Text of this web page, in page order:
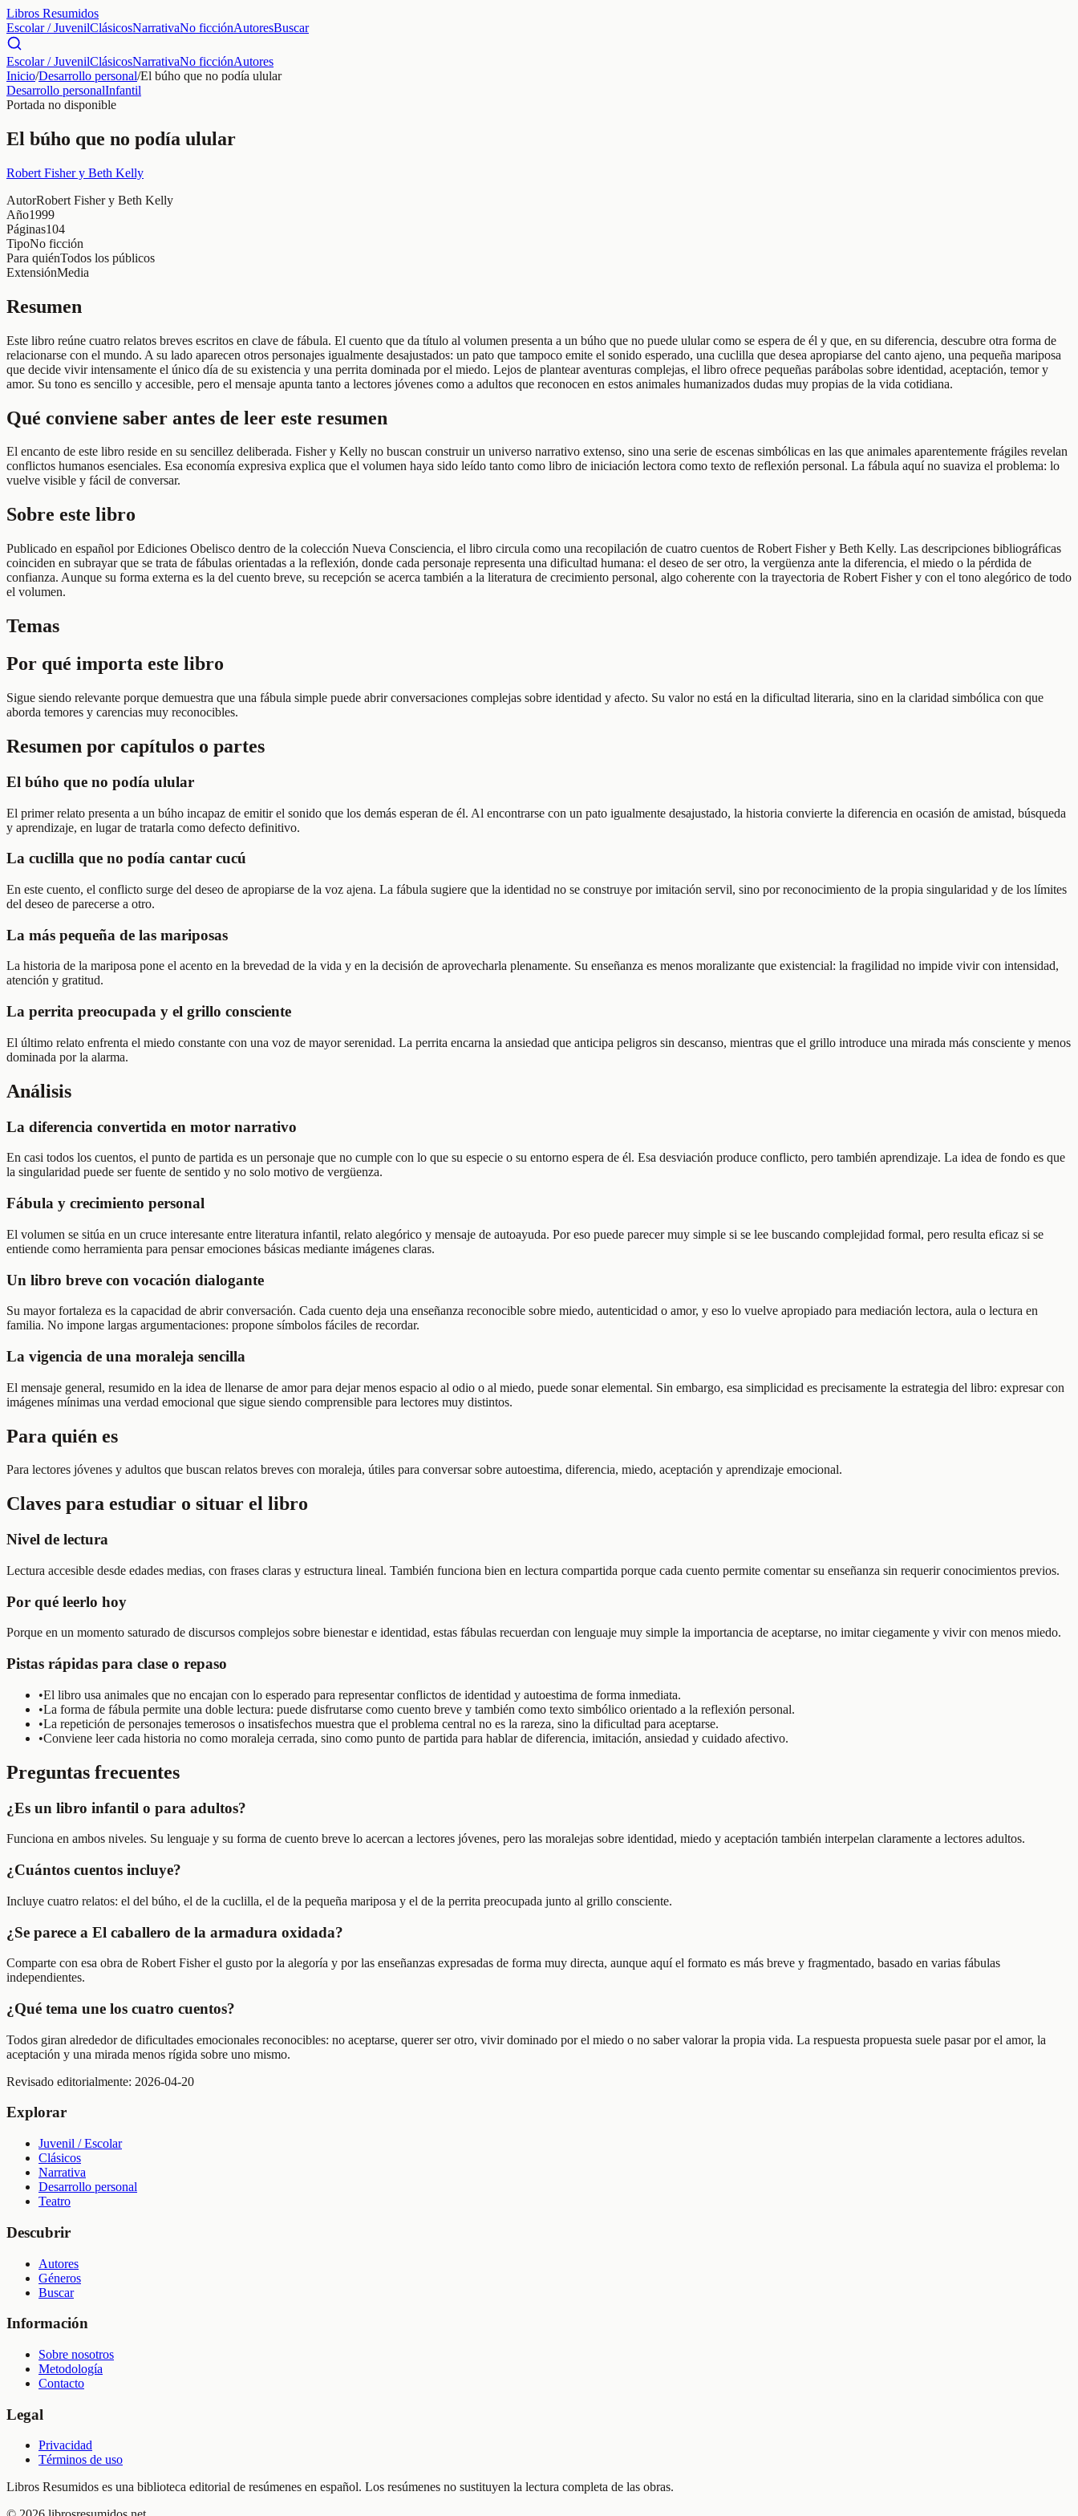
Libros Resumidos
Escolar / JuvenilClásicosNarrativaNo ficciónAutoresBuscar
Escolar / JuvenilClásicosNarrativaNo ficciónAutores
Inicio/Desarrollo personal/El búho que no podía ulular
Desarrollo personalInfantil
Portada no disponible
El búho que no podía ulular
Robert Fisher y Beth Kelly
AutorRobert Fisher y Beth Kelly
Año1999
Páginas104
TipoNo ficción
Para quiénTodos los públicos
ExtensiónMedia
Resumen
Este libro reúne cuatro relatos breves escritos en clave de fábula. El cuento que da título al volumen presenta a un búho que no puede ulular como se espera de él y que, en su diferencia, descubre otra forma de
relacionarse con el mundo. A su lado aparecen otros personajes igualmente desajustados: un pato que tampoco emite el sonido esperado, una cuclilla que desea apropiarse del canto ajeno, una pequeña mariposa
que decide vivir intensamente el único día de su existencia y una perrita dominada por el miedo. Lejos de plantear aventuras complejas, el libro ofrece pequeñas parábolas sobre identidad, aceptación, temor y
amor. Su tono es sencillo y accesible, pero el mensaje apunta tanto a lectores jóvenes como a adultos que reconocen en estos animales humanizados dudas muy propias de la vida cotidiana.
Qué conviene saber antes de leer este resumen
El encanto de este libro reside en su sencillez deliberada. Fisher y Kelly no buscan construir un universo narrativo extenso, sino una serie de escenas simbólicas en las que animales aparentemente frágiles revelan
conflictos humanos esenciales. Esa economía expresiva explica que el volumen haya sido leído tanto como libro de iniciación lectora como texto de reflexión personal. La fábula aquí no suaviza el problema: lo
vuelve visible y fácil de conversar.
Sobre este libro
Publicado en español por Ediciones Obelisco dentro de la colección Nueva Consciencia, el libro circula como una recopilación de cuatro cuentos de Robert Fisher y Beth Kelly. Las descripciones bibliográficas
coinciden en subrayar que se trata de fábulas orientadas a la reflexión, donde cada personaje representa una dificultad humana: el deseo de ser otro, la vergüenza ante la diferencia, el miedo o la pérdida de
confianza. Aunque su forma externa es la del cuento breve, su recepción se acerca también a la literatura de crecimiento personal, algo coherente con la trayectoria de Robert Fisher y con el tono alegórico de todo
el volumen.
Temas
Por qué importa este libro
Sigue siendo relevante porque demuestra que una fábula simple puede abrir conversaciones complejas sobre identidad y afecto. Su valor no está en la dificultad literaria, sino en la claridad simbólica con que
aborda temores y carencias muy reconocibles.
Resumen por capítulos o partes
El búho que no podía ulular
El primer relato presenta a un búho incapaz de emitir el sonido que los demás esperan de él. Al encontrarse con un pato igualmente desajustado, la historia convierte la diferencia en ocasión de amistad, búsqueda
y aprendizaje, en lugar de tratarla como defecto definitivo.
La cuclilla que no podía cantar cucú
En este cuento, el conflicto surge del deseo de apropiarse de la voz ajena. La fábula sugiere que la identidad no se construye por imitación servil, sino por reconocimiento de la propia singularidad y de los límites
del deseo de parecerse a otro.
La más pequeña de las mariposas
La historia de la mariposa pone el acento en la brevedad de la vida y en la decisión de aprovecharla plenamente. Su enseñanza es menos moralizante que existencial: la fragilidad no impide vivir con intensidad,
atención y gratitud.
La perrita preocupada y el grillo consciente
El último relato enfrenta el miedo constante con una voz de mayor serenidad. La perrita encarna la ansiedad que anticipa peligros sin descanso, mientras que el grillo introduce una mirada más consciente y menos
dominada por la alarma.
Análisis
La diferencia convertida en motor narrativo
En casi todos los cuentos, el punto de partida es un personaje que no cumple con lo que su especie o su entorno espera de él. Esa desviación produce conflicto, pero también aprendizaje. La idea de fondo es que
la singularidad puede ser fuente de sentido y no solo motivo de vergüenza.
Fábula y crecimiento personal
El volumen se sitúa en un cruce interesante entre literatura infantil, relato alegórico y mensaje de autoayuda. Por eso puede parecer muy simple si se lee buscando complejidad formal, pero resulta eficaz si se
entiende como herramienta para pensar emociones básicas mediante imágenes claras.
Un libro breve con vocación dialogante
Su mayor fortaleza es la capacidad de abrir conversación. Cada cuento deja una enseñanza reconocible sobre miedo, autenticidad o amor, y eso lo vuelve apropiado para mediación lectora, aula o lectura en
familia. No impone largas argumentaciones: propone símbolos fáciles de recordar.
La vigencia de una moraleja sencilla
El mensaje general, resumido en la idea de llenarse de amor para dejar menos espacio al odio o al miedo, puede sonar elemental. Sin embargo, esa simplicidad es precisamente la estrategia del libro: expresar con
imágenes mínimas una verdad emocional que sigue siendo comprensible para lectores muy distintos.
Para quién es
Para lectores jóvenes y adultos que buscan relatos breves con moraleja, útiles para conversar sobre autoestima, diferencia, miedo, aceptación y aprendizaje emocional.
Claves para estudiar o situar el libro
Nivel de lectura
Lectura accesible desde edades medias, con frases claras y estructura lineal. También funciona bien en lectura compartida porque cada cuento permite comentar su enseñanza sin requerir conocimientos previos.
Por qué leerlo hoy
Porque en un momento saturado de discursos complejos sobre bienestar e identidad, estas fábulas recuerdan con lenguaje muy simple la importancia de aceptarse, no imitar ciegamente y vivir con menos miedo.
Pistas rápidas para clase o repaso
•El libro usa animales que no encajan con lo esperado para representar conflictos de identidad y autoestima de forma inmediata.
•La forma de fábula permite una doble lectura: puede disfrutarse como cuento breve y también como texto simbólico orientado a la reflexión personal.
•La repetición de personajes temerosos o insatisfechos muestra que el problema central no es la rareza, sino la dificultad para aceptarse.
•Conviene leer cada historia no como moraleja cerrada, sino como punto de partida para hablar de diferencia, imitación, ansiedad y cuidado afectivo.
Preguntas frecuentes
¿Es un libro infantil o para adultos?
Funciona en ambos niveles. Su lenguaje y su forma de cuento breve lo acercan a lectores jóvenes, pero las moralejas sobre identidad, miedo y aceptación también interpelan claramente a lectores adultos.
¿Cuántos cuentos incluye?
Incluye cuatro relatos: el del búho, el de la cuclilla, el de la pequeña mariposa y el de la perrita preocupada junto al grillo consciente.
¿Se parece a El caballero de la armadura oxidada?
Comparte con esa obra de Robert Fisher el gusto por la alegoría y por las enseñanzas expresadas de forma muy directa, aunque aquí el formato es más breve y fragmentado, basado en varias fábulas
independientes.
¿Qué tema une los cuatro cuentos?
Todos giran alrededor de dificultades emocionales reconocibles: no aceptarse, querer ser otro, vivir dominado por el miedo o no saber valorar la propia vida. La respuesta propuesta suele pasar por el amor, la
aceptación y una mirada menos rígida sobre uno mismo.
Revisado editorialmente: 2026-04-20
Explorar
Juvenil / Escolar
Clásicos
Narrativa
Desarrollo personal
Teatro
Descubrir
Autores
Géneros
Buscar
Información
Sobre nosotros
Metodología
Contacto
Legal
Privacidad
Términos de uso
Libros Resumidos es una biblioteca editorial de resúmenes en español. Los resúmenes no sustituyen la lectura completa de las obras.